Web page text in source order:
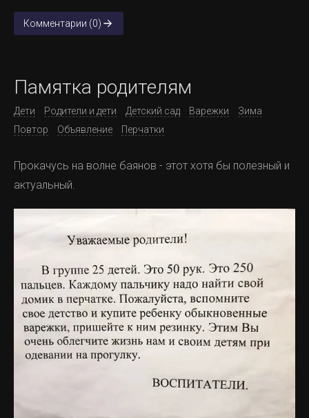
Комментарии (0)
Памятка родителям
Дети Родители и дети Детский сад Варежки
Зима
Повтор
Объявление Перчатки
Прокачусь на волне баянов - этот хотя бы полезный и
актуальный.